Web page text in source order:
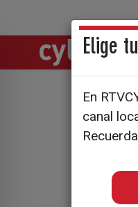
Elige
En
canal